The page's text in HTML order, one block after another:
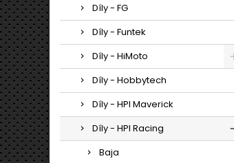
Díly - FG
Díly - Funtek
Díly - HiMoto
Díly - Hobbytech
Díly - HPI Maverick
Díly - HPI Racing
Baja